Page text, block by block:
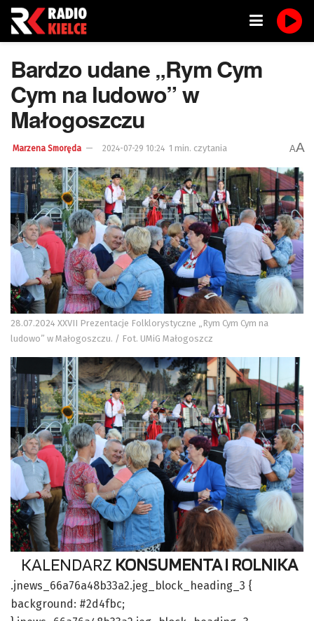
Bardzo udane „Rym Cym
Cym na ludowo” w
Małogoszczu
Marzena Smoręda 2024-07-29 10:24 1 min. czytania AA
28.07.2024 XXVII Prezentacje Folklorystyczne „Rym Cym Cym na
ludowo” w Małogoszczu. / Fot. UMiG Małogoszcz
KALENDARZ KONSUMENTA I ROLNIKA
.jnews_66a76a48b33a2.jeg_block_heading_3 {
background: #2d4fbc;